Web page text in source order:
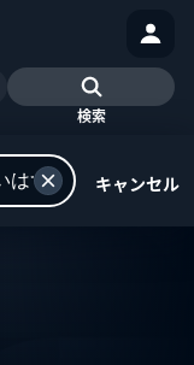
検索
キャンセル